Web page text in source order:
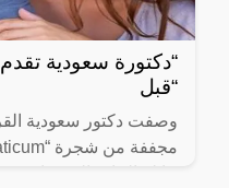
“دكتورة سعودية
“قبل
وصفت دكتور سعودية